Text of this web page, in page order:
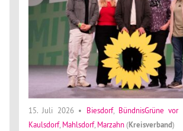
15. Juli 2026• Biesdorf, BündnisGrüne vor
Kaulsdorf, Mahlsdorf, Marzahn (Kreisverband)